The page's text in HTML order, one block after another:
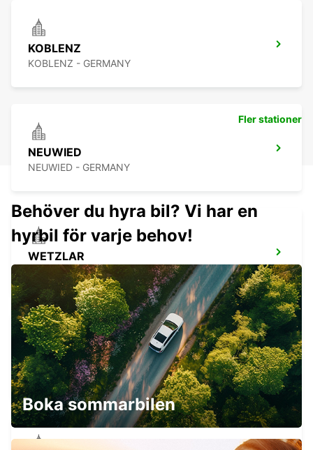
KOBLENZ
KOBLENZ - GERMANY
NEUWIED
NEUWIED - GERMANY
WETZLAR
WETZLAR - GERMANY
WIESBADEN
WIESBADEN - GERMANY
Fler stationer
Behöver du hyra bil? Vi har en
hyrbil för varje behov!
Boka sommarbilen